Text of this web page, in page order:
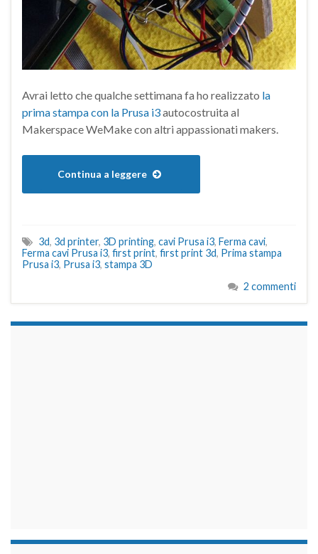
Avrai letto che qualche settimana fa ho realizzato la
prima stampa con la Prusa i3autocostruita al
Makerspace WeMake con altri appassionati makers.
Continua a leggere
3d, 3d printer, 3D printing, cavi Prusa i3, Ferma cavi,
Ferma cavi Prusa i3, first print, first print 3d, Prima stampa
Prusa i3, Prusa i3, stampa 3D
2 commenti